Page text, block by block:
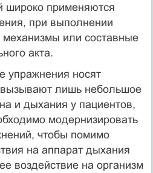
широко применяются
при выполнении
механизмы или составные
акта.
упражнения носят
лишь небольшое
и дыхания у пациентов,
модернизировать
чтобы помимо
на аппарат дыхания
воздействие на организм